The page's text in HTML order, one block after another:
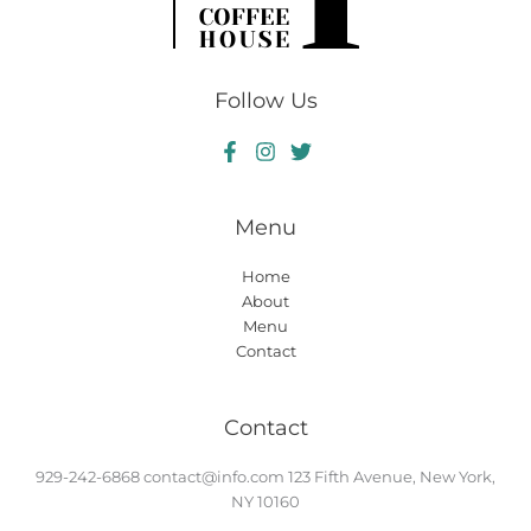
Follow Us
Menu
Home
About
Menu
Contact
Contact
929-242-6868 contact@info.com 123 Fifth Avenue, New York,
NY 10160